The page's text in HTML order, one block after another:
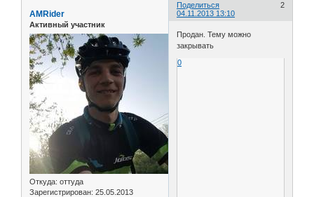
Поделиться
2
04.11.2013 13:10
AMRider
Активный участник
Откуда: оттуда
Зарегистрирован: 25.05.2013
Продан. Тему можно
закрывать
0